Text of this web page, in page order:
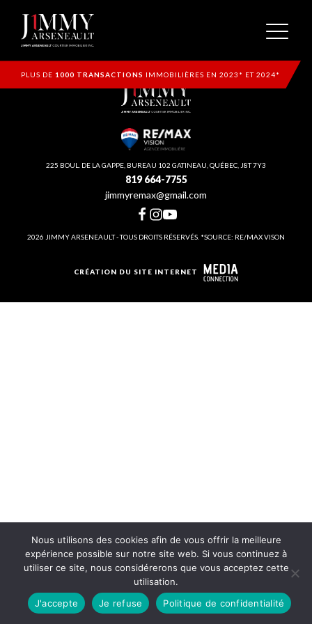
PLUS DE 1000 TRANSACTIONS IMMOBILIÈRES EN 2023* ET 2024*
225 BOUL. DE LA GAPPE, BUREAU 102 GATINEAU, QUÉBEC, J8T 7Y3
819 664-7755
jimmyremax@gmail.com
2026 JIMMY ARSENEAULT - TOUS DROITS RÉSERVÉS. *SOURCE: RE/MAX VISON
CRÉATION DU SITE INTERNET
Nous utilisons des cookies afin de vous offrir la meilleure
expérience possible sur notre site web. Si vous continuez à
utiliser ce site, nous considérerons que vous acceptez cette
utilisation.
J'accepte
Je refuse Politique de confidentialité